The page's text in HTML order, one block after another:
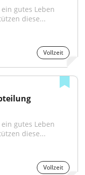
gutes Leben
diese...
Vollzeit
gutes Leben
diese...
Vollzeit